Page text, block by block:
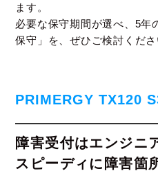
ます。
必要な保守期間が選べ、5年
保守」を、ぜひご検討くださ
PRIMERGY TX120
障害受付はエンジニ
スピーディに障害箇